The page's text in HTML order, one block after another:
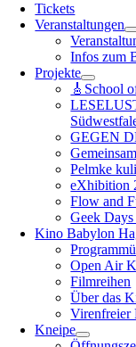
Tickets
Veranstaltungen
Infos zum
Projekte
🎸School
GEGEN
Pelmke
eXhibition
Flow and
Geek
Kino Babylon
Open Air
Filmreihen
Über das
Virenfreier
Kneipe